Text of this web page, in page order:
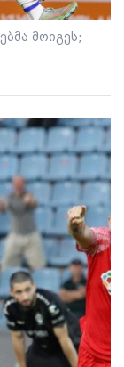
მოიგეს;